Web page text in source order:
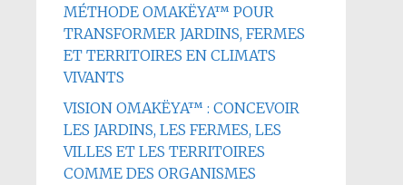
MÉTHODE OMAKËYA™ POUR
TRANSFORMER JARDINS, FERMES
ET TERRITOIRES EN CLIMATS
VIVANTS
VISION OMAKËYA™ : CONCEVOIR
LES JARDINS, LES FERMES, LES
VILLES ET LES TERRITOIRES
COMME DES ORGANISMES